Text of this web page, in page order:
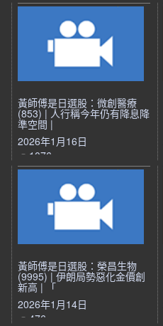
黃師傅是日選股：微創醫療
(853) | 人行稱今年仍有降息降
準空間 |
2026年1月16日
1076
黃師傅是日選股：榮昌生物
(9995) | 伊朗局勢惡化金價創
新高 | 「
2026年1月14日
476